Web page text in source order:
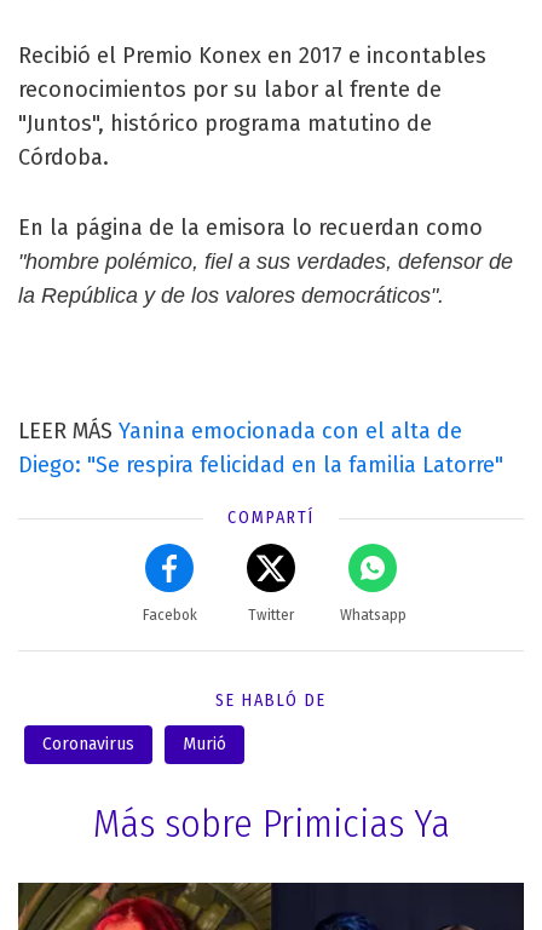
Recibió el Premio Konex en 2017 e incontables
reconocimientos por su labor al frente de
"Juntos", histórico programa matutino de
Córdoba.
En la página de la emisora lo recuerdan como
"hombre polémico, fiel a sus verdades, defensor de
la República y de los valores democráticos".
LEER MÁS Yanina emocionada con el alta de
Diego: "Se respira felicidad en la familia Latorre"
COMPARTÍ
Facebok Twitter Whatsapp
SE HABLÓ DE
Coronavirus Murió
Más sobre Primicias Ya